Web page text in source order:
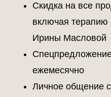
Скидка на все
включая терапию
Ирины Масловой
ежемесячно
Личное общение